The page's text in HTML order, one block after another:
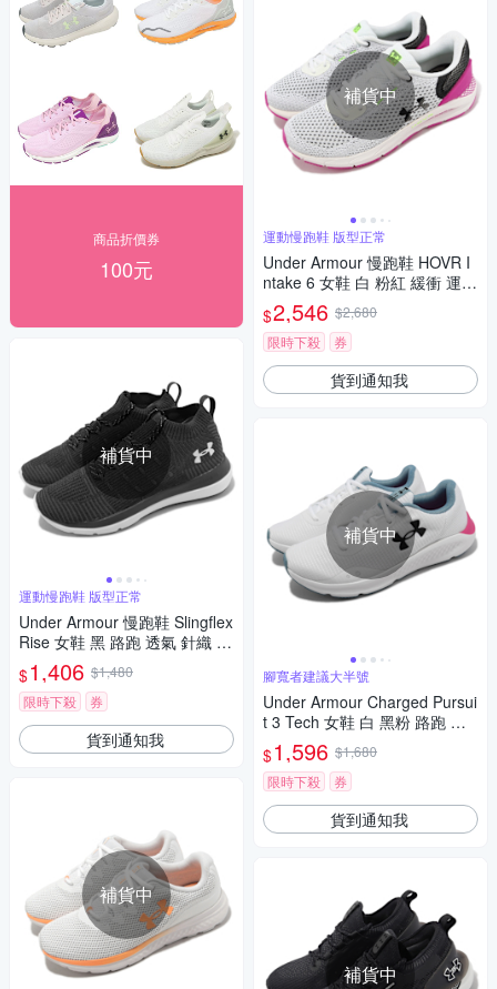
商品折價券
100元
補貨中
運動慢跑鞋 版型正常
Under Armour 慢跑鞋 Slingflex
Rise 女鞋 黑 路跑 透氣 針織 緩
震 運動鞋 UA 3000096001
$1,406 $1,480
限時下殺
券
貨到通知我
補貨中
補貨中
運動慢跑鞋 版型正常
Under Armour 慢跑鞋 HOVR I
ntake 6 女鞋 白 粉紅 緩衝 運動
鞋 針織鞋面 路跑 UA 3026141
103
$2,546 $2,680
限時下殺
券
貨到通知我
補貨中
腳寬者建議大半號
Under Armour Charged Pursui
t 3 Tech 女鞋 白 黑粉 路跑 運
動鞋 UA 支撐 3025430102
$1,596 $1,680
限時下殺
券
貨到通知我
補貨中